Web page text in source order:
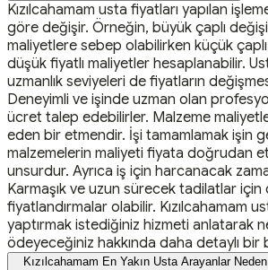
Kızılcahamam usta fiyatları yapılan
göre değişir. Örneğin, büyük çaplı
maliyetlere sebep olabilirken küçük
düşük fiyatlı maliyetler hesaplanabilir.
uzmanlık seviyeleri de fiyatların
Deneyimli ve işinde uzman olan
ücret talep edebilirler. Malzeme
eden bir etmendir. İşi tamamlamak işin
malzemelerin maliyeti fiyata doğrudan
unsurdur. Ayrıca iş için harcanacak
Karmaşık ve uzun sürecek tadilatlar için
fiyatlandırmalar olabilir. Kızılcahamam
yaptırmak istediğiniz hizmeti anlatarak
ödeyeceğiniz hakkında daha detaylı bir
Kızılcahamam En Yakın Usta Arayanlar